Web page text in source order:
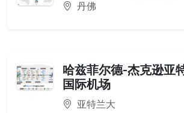
丹佛
哈兹菲尔德-杰克逊亚
国际机场
亚特兰大